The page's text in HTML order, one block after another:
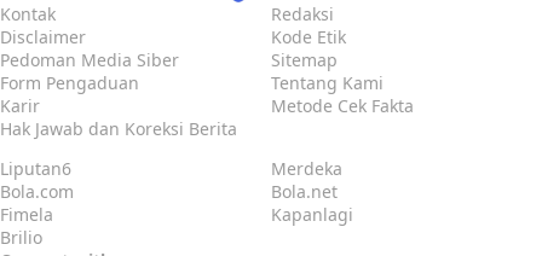
Kontak
Redaksi
Disclaimer
Kode Etik
Pedoman Media Siber
Sitemap
Form Pengaduan
Tentang Kami
Karir
Metode Cek Fakta
Hak Jawab dan Koreksi Berita
Liputan6
Merdeka
Bola.com
Bola.net
Fimela
Kapanlagi
Brilio